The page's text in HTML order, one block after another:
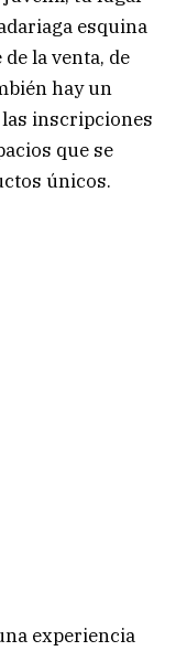
esquina
la venta, de
hay un
inscripciones
que se
únicos.
experiencia